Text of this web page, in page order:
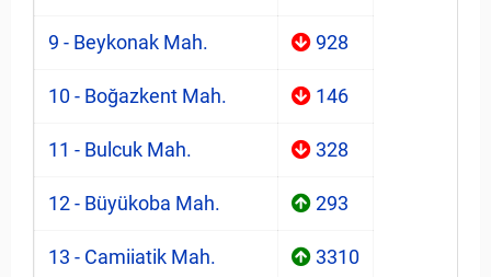
9 - Beykonak Mah. 928
10 - Boğazkent Mah. 146
11 - Bulcuk Mah. 328
12 - Büyükoba Mah. 293
13 - Camiiatik Mah. 3310